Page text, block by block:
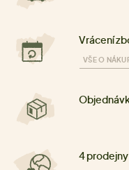
Vrácení
VŠE O
4